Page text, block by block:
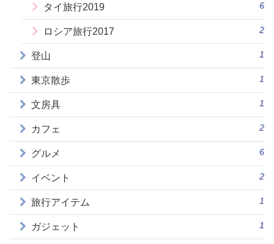
タイ旅行2019 6
ロシア旅行2017 2
登山 1
東京散歩 1
文房具 1
カフェ 2
グルメ 6
イベント 2
旅行アイテム 1
ガジェット 1